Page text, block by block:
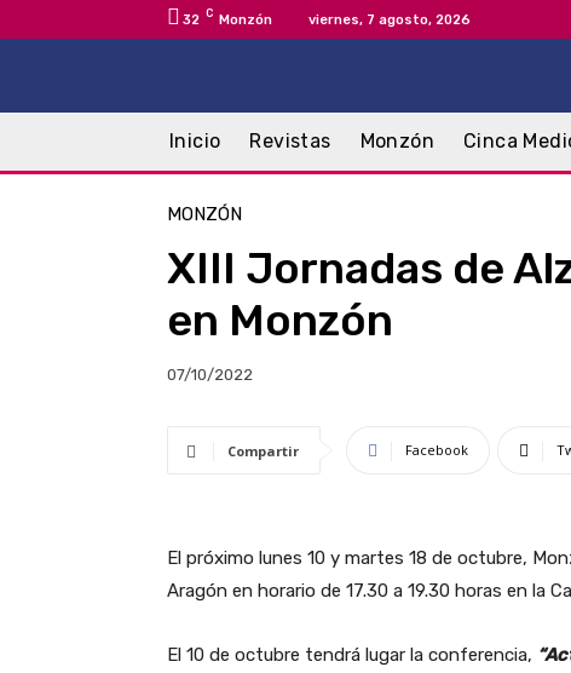
32 C Monzón viernes, 7 agosto, 2026
Inicio Revistas Monzón Cinca
MONZÓN
XIII Jornadas de
en Monzón
07/10/2022
Compartir Facebook
El próximo lunes 10 y martes 18 de octubre,
Aragón en horario de 17.30 a 19.30 horas en la
El 10 de octubre tendrá lugar la conferencia,